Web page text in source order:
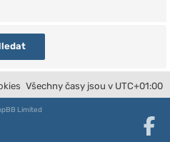
Všechny časy jsou v UTC+01:00
Limited